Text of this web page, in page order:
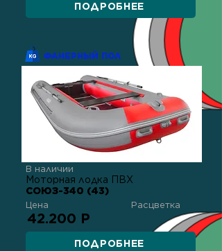
ПОДРОБНЕЕ
ФАНЕРНЫЙ ПОЛ
В наличии
Моторная лодка ПВХ
СОЮЗ-340 (43)
Расцветка
Цена
42.200 Р
ПОДРОБНЕЕ